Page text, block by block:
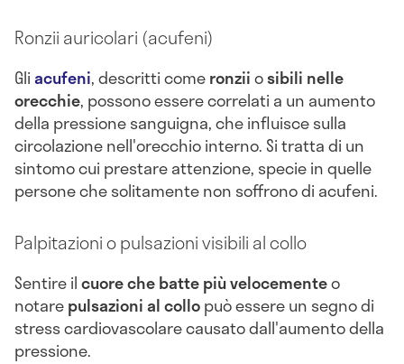
Ronzii auricolari (acufeni)
Gliacufeni, descritti comeronziiosibili nelle
orecchie, possono essere correlati a un aumento
della pressione sanguigna, che influisce sulla
circolazione nell'orecchio interno. Si tratta di un
sintomo cui prestare attenzione, specie in quelle
persone che solitamente non soffrono di acufeni.
Palpitazioni o pulsazioni visibili al collo
Sentire ilcuore che batte più velocementeo
notarepulsazioni al collopuò essere un segno di
stress cardiovascolare causato dall'aumento della
pressione.